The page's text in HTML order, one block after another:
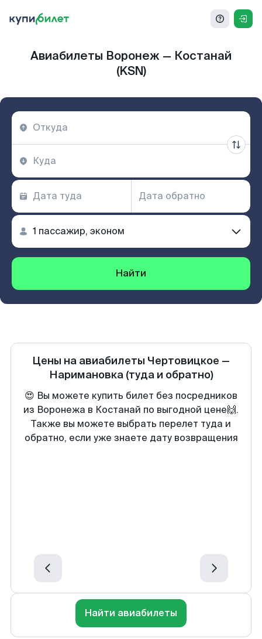
Авиабилеты Воронеж — Костанай
(KSN)
Найти
Цены на авиабилеты Чертовицкое —
Наримановка (туда и обратно)
😍 Вы можете купить билет без посредников
из Воронежа в Костанай по выгодной цене🙌.
Также вы можете выбрать перелет туда и
обратно, если уже знаете дату возвращения
Найти авиабилеты